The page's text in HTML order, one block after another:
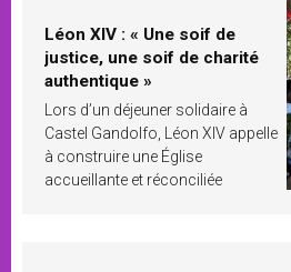
Léon XIV : « Une soif de
justice, une soif de charité
authentique »
Lors d’un déjeuner solidaire à
Castel Gandolfo, Léon XIV appelle
à construire une Église
accueillante et réconciliée